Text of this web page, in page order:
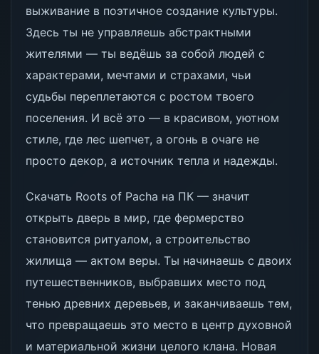
выживание в поэтичное создание культуры.
Здесь ты не управляешь абстрактными
жителями — ты ведёшь за собой людей с
характерами, мечтами и страхами, чьи
судьбы переплетаются с ростом твоего
поселения. И всё это — в красивом, уютном
стиле, где лес шепчет, а огонь в очаге не
просто декор, а источник тепла и надежды.
Скачать Roots of Pacha на ПК — значит
открыть дверь в мир, где фермерство
становится ритуалом, а строительство
жилища — актом веры. Ты начинаешь с двоих
путешественников, выбравших место под
тенью древних деревьев, и заканчиваешь тем,
что превращаешь это место в центр духовной
и материальной жизни целого клана. Новая